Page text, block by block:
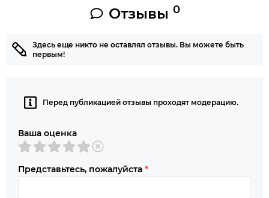
Отзывы0
Здесь еще никто не оставлял отзывы. Вы можете быть
первым!
Перед публикацией отзывы проходят модерацию.
Ваша оценка
Представьтесь, пожалуйста *